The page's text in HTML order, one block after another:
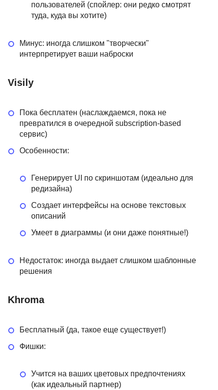
пользователей (спойлер: они редко смотрят
туда, куда вы хотите)
Минус: иногда слишком "творчески"
интерпретирует ваши наброски
Visily
Пока бесплатен (наслаждаемся, пока не
превратился в очередной subscription-based
сервис)
Особенности:
Генерирует UI по скриншотам (идеально для
редизайна)
Создает интерфейсы на основе текстовых
описаний
Умеет в диаграммы (и они даже понятные!)
Недостаток: иногда выдает слишком шаблонные
решения
Khroma
Бесплатный (да, такое еще существует!)
Фишки:
Учится на ваших цветовых предпочтениях
(как идеальный партнер)